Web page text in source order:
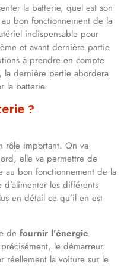
la batterie, quel est son
bon fonctionnement de la
indispensable pour
et avant dernière partie
à prendre en compte
la dernière partie abordera
la batterie.
?
rôle important. On va
elle va permettre de
au bon fonctionnement de la
les différents
en détail ce qu’il en est
de fournir l’énergie
le démarreur.
réellement la voiture sur le